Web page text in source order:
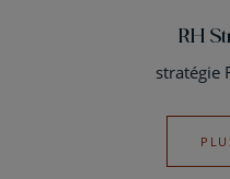
RH
stratégie